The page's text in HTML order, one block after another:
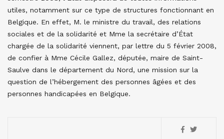
utiles, notamment sur ce type de structures fonctionnant en
Belgique. En effet, M. le ministre du travail, des relations
sociales et de la solidarité et Mme la secrétaire d’État
chargée de la solidarité viennent, par lettre du 5 février 2008,
de confier à Mme Cécile Gallez, députée, maire de Saint-
Saulve dans le département du Nord, une mission sur la
question de l’hébergement des personnes âgées et des
personnes handicapées en Belgique.